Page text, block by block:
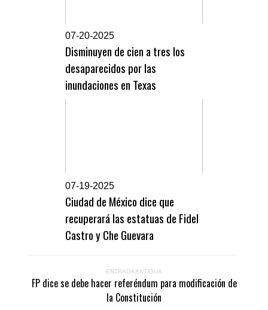
07-20-2025
Disminuyen de cien a tres los
desaparecidos por las
inundaciones en Texas
07-19-2025
Ciudad de México dice que
recuperará las estatuas de Fidel
Castro y Che Guevara
ENTRADA ANTIGUA
FP dice se debe hacer referéndum para modificación de
la Constitución